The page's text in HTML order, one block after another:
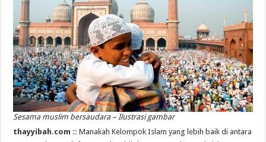
Sesama muslim bersaudara – Ilustrasi gambar
thayyibah.com ::Manakah Kelompok Islam yang lebih baik di antara